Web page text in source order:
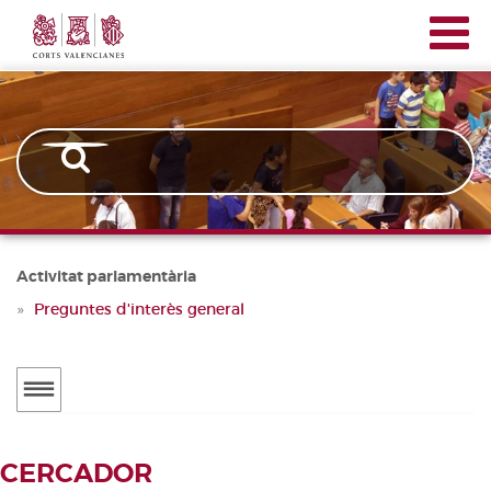
contingut
Corts
Valencianes
Activitat parlamentària
Preguntes d'interès general
Menú
Notícies
CERCADOR DE TRAMITACIONS
CERCADOR